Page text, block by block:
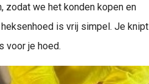
zodat we het konden kopen en
is vrij simpel. Je knipt
voor je hoed.